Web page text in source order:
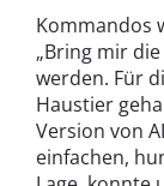
Kommandos
„Bring mir
werden. Für
Haustier
Version von
einfachen,